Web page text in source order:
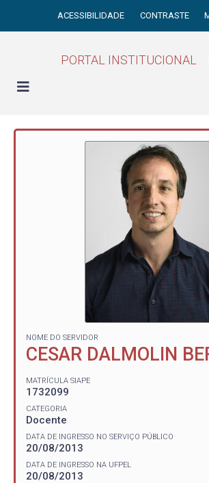
ACESSIBILIDADE CONTRASTE
PORTAL INSTITUCIONAL
NOME DO SERVIDOR
CESAR DALMOLIN
MATRÍCULA SIAPE
1732099
CATEGORIA
Docente
DATA DE INGRESSO NO SERVIÇO PÚBLICO
20/08/2013
DATA DE INGRESSO NA UFPEL
20/08/2013